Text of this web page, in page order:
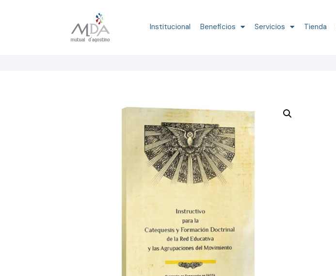
Institucional Beneficios Servicios Tienda